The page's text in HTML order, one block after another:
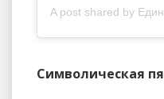
Символическая